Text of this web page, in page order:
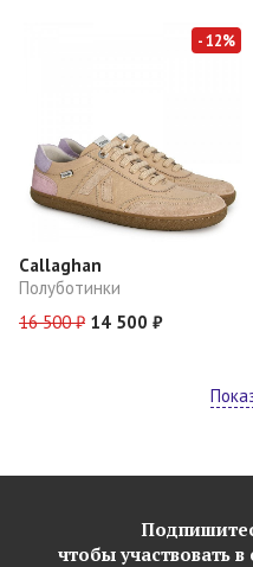
- 12%
Callaghan
Полуботинки
16 500 ₽ 14 500 ₽
чтобы участвовать